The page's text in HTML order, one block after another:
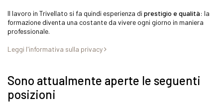
Il lavoro in Trivellato si fa quindi esperienza di prestigio e qualità: la
formazione diventa una costante da vivere ogni giorno in maniera
professionale.
Leggi l'informativa sulla privacy
Sono attualmente aperte le seguenti
posizioni